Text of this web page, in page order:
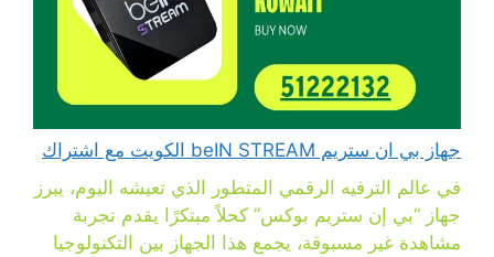
جهاز بي ان ستريم beIN STREAM الكويت مع اشتراك
في عالم الترفيه الرقمي المتطور الذي تعيشه اليوم، يبرز
جهاز “بي إن ستريم بوكس” كحلاً مبتكرًا يقدم تجربة
مشاهدة غير مسبوقة، يجمع هذا الجهاز بين التكنولوجيا